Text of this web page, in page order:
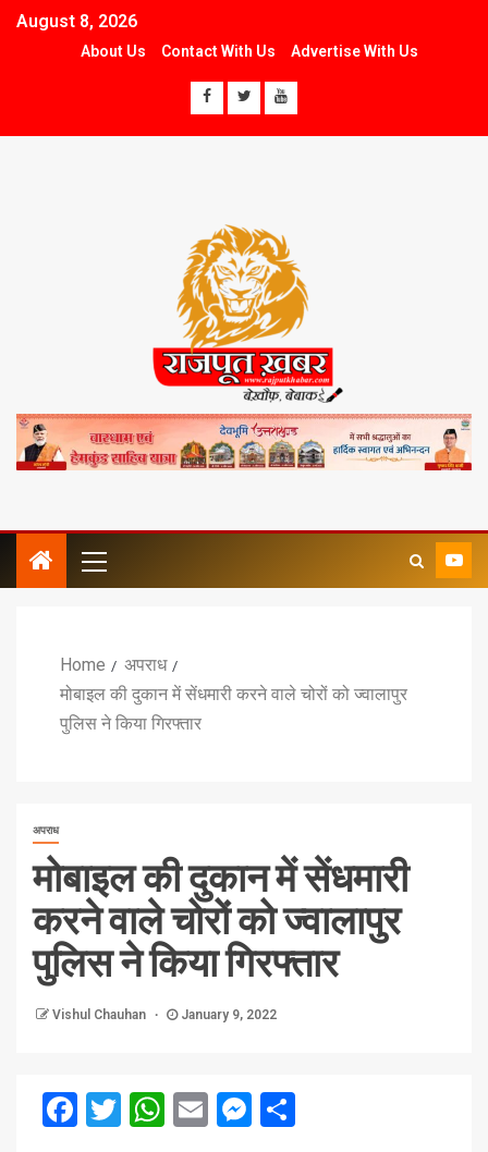
August 8, 2026
About Us Contact With Us Advertise With Us
Home
अपराध
मोबाइल की दुकान में सेंधमारी करने वाले चोरों को ज्वालापुर
पुलिस ने किया गिरफ्तार
अपराध
मोबाइल की दुकान में सेंधमारी
करने वाले चोरों को ज्वालापुर
पुलिस ने किया गिरफ्तार
Vishul Chauhan January 9, 2022
Facebook
Twitter
WhatsApp
EmailMessenger